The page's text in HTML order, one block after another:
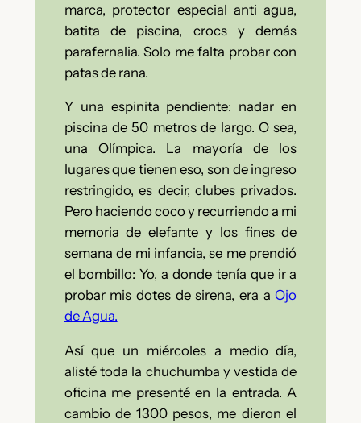
marca, protector especial anti agua,
batita de piscina, crocs y demás
parafernalia. Solo me falta probar con
patas de rana.
Y una espinita pendiente: nadar en
piscina de 50 metros de largo. O sea,
una Olímpica. La mayoría de los
lugares que tienen eso, son de ingreso
restringido, es decir, clubes privados.
Pero haciendo coco y recurriendo a mi
memoria de elefante y los fines de
semana de mi infancia, se me prendió
el bombillo: Yo, a donde tenía que ir a
probar mis dotes de sirena, era aOjo
de Agua.
Así que un miércoles a medio día,
alisté toda la chuchumba y vestida de
oficina me presenté en la entrada. A
cambio de 1300 pesos, me dieron el